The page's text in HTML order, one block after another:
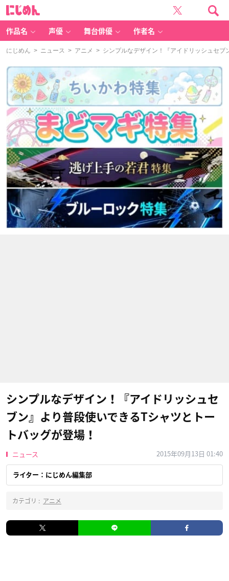
作品名 声優 舞台俳優 作者名
にじめん > ニュース > アニメ > シンプルなデザイン！『アイドリッシュセブ
シンプルなデザイン！『アイドリッシュセ
ブン』より普段使いできるTシャツとトー
トバッグが登場！
ニュース 2015年09月13日 01:40
ライター：にじめん編集部
カテゴリ : アニメ